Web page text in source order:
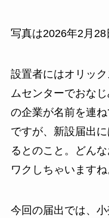
写真は2026年2月28
設置者にはオリッ
ムセンターでおな
の企業が名前を連
ですが、新設届出
るとのこと。どん
ワクしちゃいますね
今回の届出では、